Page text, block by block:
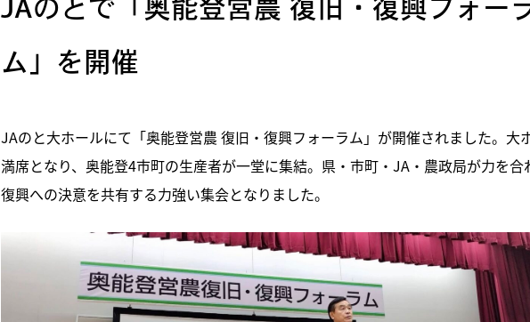
JAのとで「奥能登営農 復旧・復興フォー
ム」を開催
JAのと大ホールにて「奥能登営農 復旧・復興フォーラム」が開催されました。大
満席となり、奥能登4市町の生産者が一堂に集結。県・市町・JA・農政局が力を合
復興への決意を共有する力強い集会となりました。